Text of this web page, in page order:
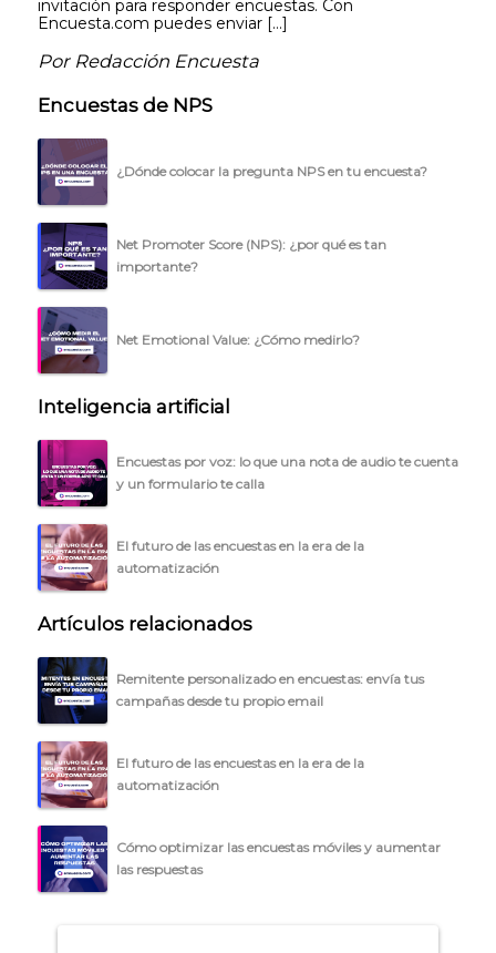
invitación para responder encuestas. Con
Encuesta.com puedes enviar […]
Por Redacción Encuesta
Encuestas de NPS
¿Dónde colocar la pregunta NPS en tu encuesta?
Net Promoter Score (NPS): ¿por qué es tan
importante?
Net Emotional Value: ¿Cómo medirlo?
Inteligencia artificial
Encuestas por voz: lo que una nota de audio te cuenta
y un formulario te calla
El futuro de las encuestas en la era de la
automatización
Artículos relacionados
Remitente personalizado en encuestas: envía tus
campañas desde tu propio email
El futuro de las encuestas en la era de la
automatización
Cómo optimizar las encuestas móviles y aumentar
las respuestas